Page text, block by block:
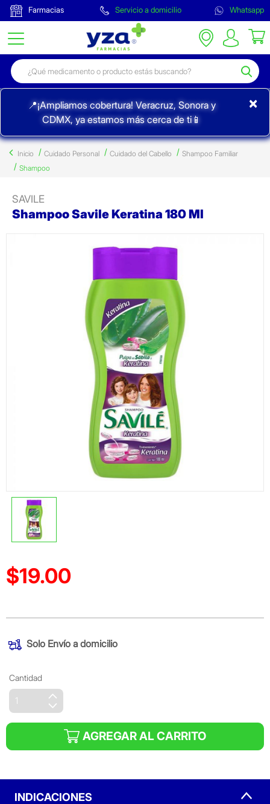
Farmacias Servicio a domicilio Whatsapp
📍¡Ampliamos cobertura! Veracruz, Sonora y
CDMX, ya estamos más cerca de ti📱
×
Inicio Cuidado Personal Cuidado del Cabello
Shampoo Familiar
Shampoo
SAVILE
Shampoo Savile Keratina 180 Ml
Precio reducido de
$19.00
SoloEnvío a domicilio
Cantidad
AGREGAR AL CARRITO
INDICACIONES